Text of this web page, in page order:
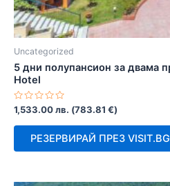
Uncategorized
5 дни полупансион за двама
Hotel
Оценено
с
0
1,533.00лв. (783.81 €)
РЕЗЕРВИРАЙ ПРЕЗ VISIT.BG